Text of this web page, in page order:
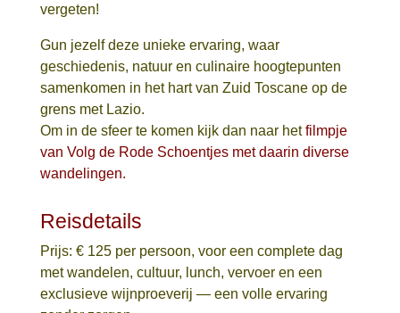
vergeten!
Gun jezelf deze unieke ervaring, waar
geschiedenis, natuur en culinaire hoogtepunten
samenkomen in het hart van Zuid Toscane op de
grens met Lazio.
Om in de sfeer te komen kijk dan naar hetfilmpje
van Volg de Rode Schoentjes met daarin diverse
wandelingen.
Reisdetails
Prijs: € 125 per persoon, voor een complete dag
met wandelen, cultuur, lunch, vervoer en een
exclusieve wijnproeverij — een volle ervaring